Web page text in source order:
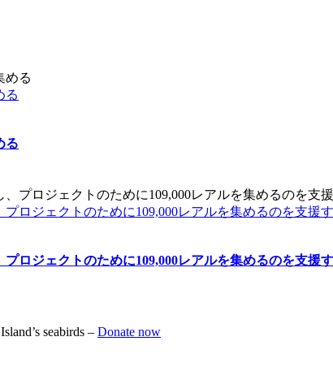
る
る
ロジェクトのために109,000レアルを集めるのを支援す
ロジェクトのために109,000レアルを集めるのを支援す
seabirds – Donate now